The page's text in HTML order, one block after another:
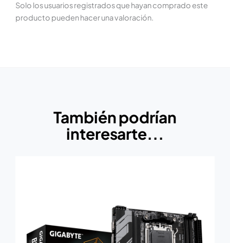
Solo los usuarios registrados que hayan comprado este
producto pueden hacer una valoración.
También podrían
interesarte...